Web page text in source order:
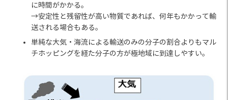
に時間がかかる。
→安定性と残留性が高い物質であれば、何年もかかって輸
送される場合もある。
単純な大気・海流による輸送のみの分子の割合よりもマル
チホッピングを経た分子の方が極地域に到達しやすい。